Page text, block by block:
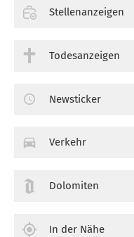
Stellenanzeigen
Todesanzeigen
Newsticker
Verkehr
Dolomiten
In der Nähe